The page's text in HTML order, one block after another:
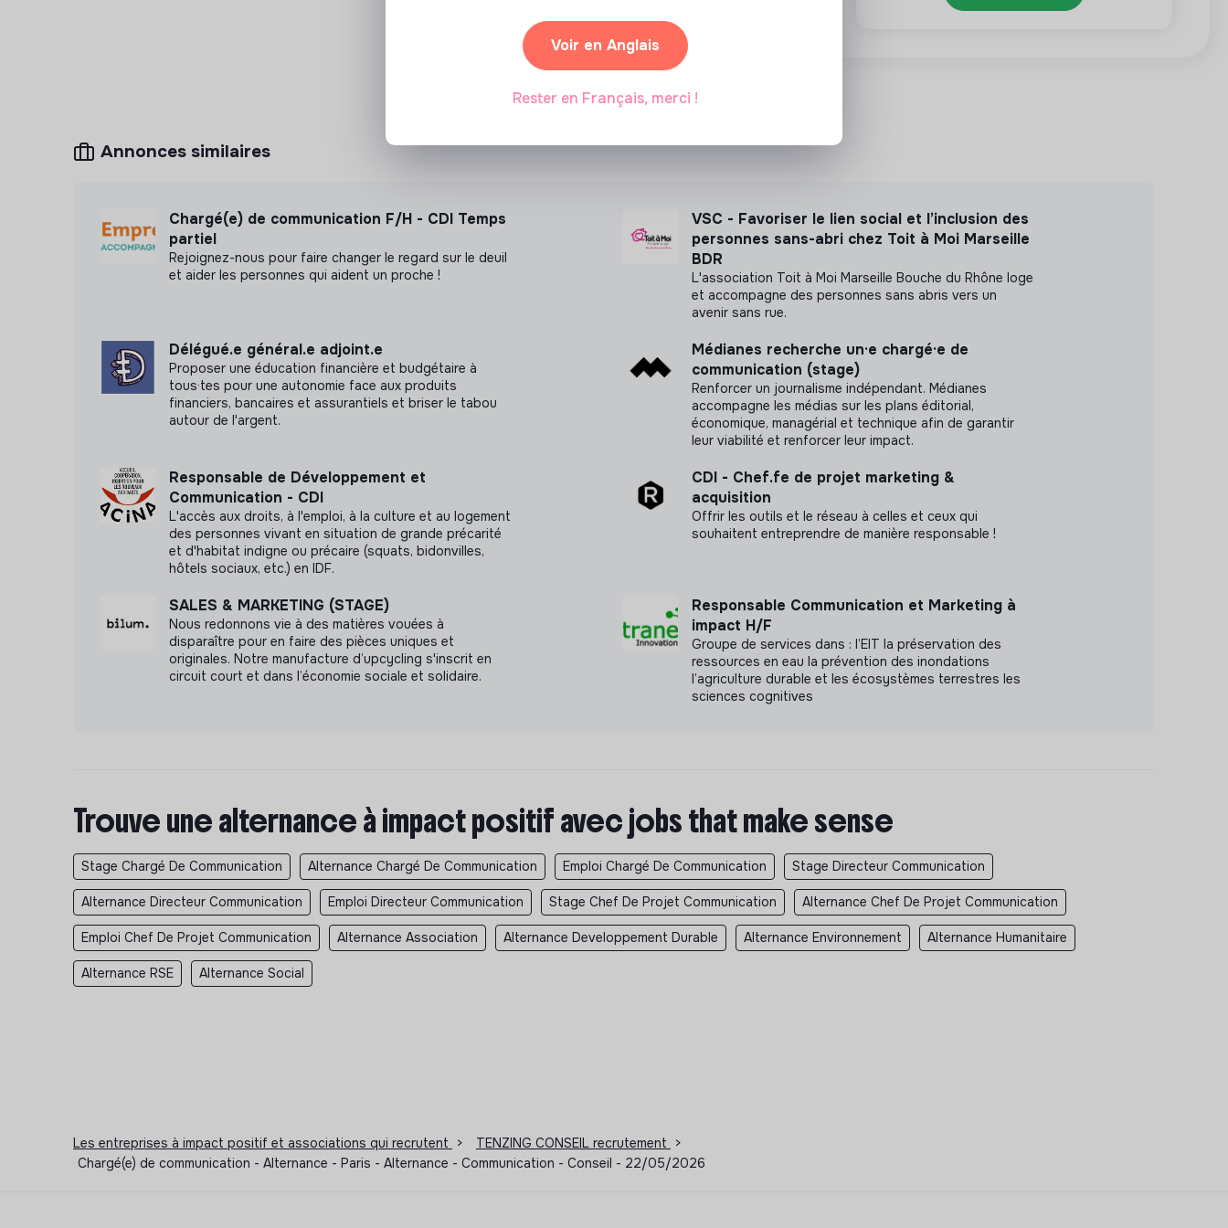
Rémunération selon les modalités habituelles (année d’apprentissage, niveau de diplôme
PC fourni
Des avantages multiples : carte swile, mutuelle, titres de transport pris en charge à
On boarding de qualité
Prise de décision collectives et « non descendantes ». Transparence et communication
sur les décisions.
Evénements internes réguliers (business meeting ouvert à tous, team meeting, petit déj
engagements, team building)
Déroulement des entretiens
Un entretien manager avec une étude de cas pratique à réaliser
Un entretien Associé pour le closing
Les échanges ont tous lieu dans nos locaux, la rencontre en présentiel est importante
Annonces similaires
Chargé(e) de communication F/H - CDI Temps
partiel
Rejoignez-nous pour faire changer le regard sur le deuil
et aider les personnes qui aident un proche !
VSC - Favoriser le lien social et l’inclusion des
personnes sans-abri chez Toit à Moi Marseille
BDR
L'association Toit à Moi Marseille Bouche du Rhône loge
et accompagne des personnes sans abris vers un
avenir sans rue.
Délégué.e général.e adjoint.e
Proposer une éducation financière et budgétaire à
tous·tes pour une autonomie face aux produits
financiers, bancaires et assurantiels et briser le tabou
autour de l'argent.
Médianes recherche un·e chargé·e de
communication (stage)
Renforcer un journalisme indépendant. Médianes
accompagne les médias sur les plans éditorial,
économique, managérial et technique afin de garantir
leur viabilité et renforcer leur impact.
Responsable de Développement et
Communication - CDI
L'accès aux droits, à l'emploi, à la culture et au logement
des personnes vivant en situation de grande précarité
et d'habitat indigne ou précaire (squats, bidonvilles,
hôtels sociaux, etc.) en IDF.
CDI - Chef.fe de projet marketing &
acquisition
Offrir les outils et le réseau à celles et ceux qui
souhaitent entreprendre de manière responsable !
SALES & MARKETING (STAGE)
Nous redonnons vie à des matières vouées à
disparaître pour en faire des pièces uniques et
originales. Notre manufacture d’upcycling s'inscrit en
circuit court et dans l’économie sociale et solidaire.
Responsable Communication et Marketing à
impact H/F
Groupe de services dans : l’EIT la préservation des
ressources en eau la prévention des inondations
l’agriculture durable et les écosystèmes terrestres les
sciences cognitives
Trouve une alternance à impact positif avec jobs that make sense
Stage Chargé De Communication Alternance Chargé De Communication Emploi Chargé De Communication Stage Directeur Communication
Alternance Directeur Communication Emploi Directeur Communication Stage Chef De Projet Communication Alternance Chef De Projet Communication
Emploi Chef De Projet Communication Alternance Association Alternance Developpement Durable Alternance Environnement Alternance Humanitaire
Alternance RSE Alternance Social
Les entreprises à impact positif et associations qui recrutent > TENZING CONSEIL recrutement
>
Chargé(e) de communication - Alternance - Paris - Alternance - Communication - Conseil - 22/05/2026
Voir en Anglais
Rester en Français, merci !